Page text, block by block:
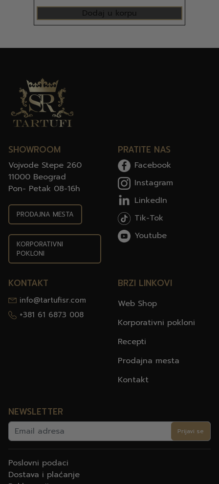
Dodaj u korpu
SHOWROOM
Vojvode Stepe 260
11000 Beograd
Pon- Petak 08-16h
PRODAJNA MESTA
KORPORATIVNI
POKLONI
PRATITE NAS
Facebook
Instagram
LinkedIn
Tik-Tok
Youtube
KONTAKT
info@tartufisr.com
+381 61 6873 008
BRZI LINKOVI
Web Shop
Korporativni pokloni
Recepti
Prodajna mesta
Kontakt
NEWSLETTER
Prijavi se
Poslovni podaci
Dostava i plaćanje